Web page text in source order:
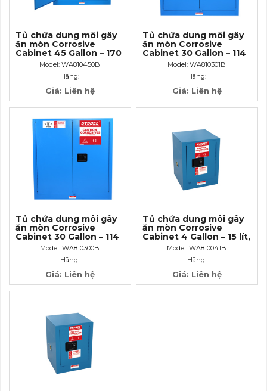
Tủ chứa dung môi gây
ăn mòn Corrosive
Cabinet 45 Gallon – 170
lít, cửa không tự đóng
Model: WA810450B
Hãng:
Giá: Liên hệ
Tủ chứa dung môi gây
ăn mòn Corrosive
Cabinet 30 Gallon – 114
lít, cửa tự đóng
Model: WA810301B
Hãng:
Giá: Liên hệ
Tủ chứa dung môi gây
ăn mòn Corrosive
Cabinet 30 Gallon – 114
lít, cửa không tự đóng
Model: WA810300B
Hãng:
Giá: Liên hệ
Tủ chứa dung môi gây
ăn mòn Corrosive
Cabinet 4 Gallon – 15 lít,
cửa tự đóng
Model: WA810041B
Hãng:
Giá: Liên hệ